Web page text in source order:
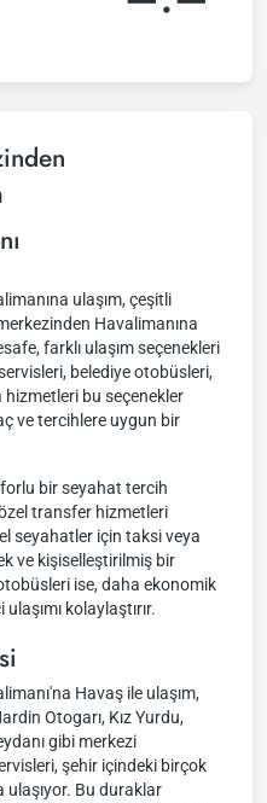
ulaşım, çeşitli
Havalimanına
farklı ulaşım seçenekleri
belediye otobüsleri,
bu seçenekler
ve tercihlere uygun bir
bir seyahat tercih
transfer hizmetleri
seyahatler için taksi veya
ve kişiselleştirilmiş bir
ise, daha ekonomik
kolaylaştırır.
Havaş ile ulaşım,
Otogarı, Kız Yurdu,
gibi merkezi
şehir içindeki birçok
ulaşıyor. Bu duraklar